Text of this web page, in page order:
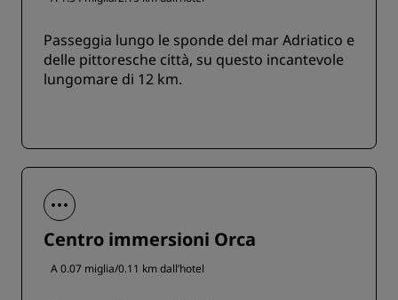
Passeggia lungo le sponde del mar Adriatico e
delle pittoresche città, su questo incantevole
lungomare di 12 km.
Centro immersioni Orca
A 0.07 miglia/0.11 km dall’hotel